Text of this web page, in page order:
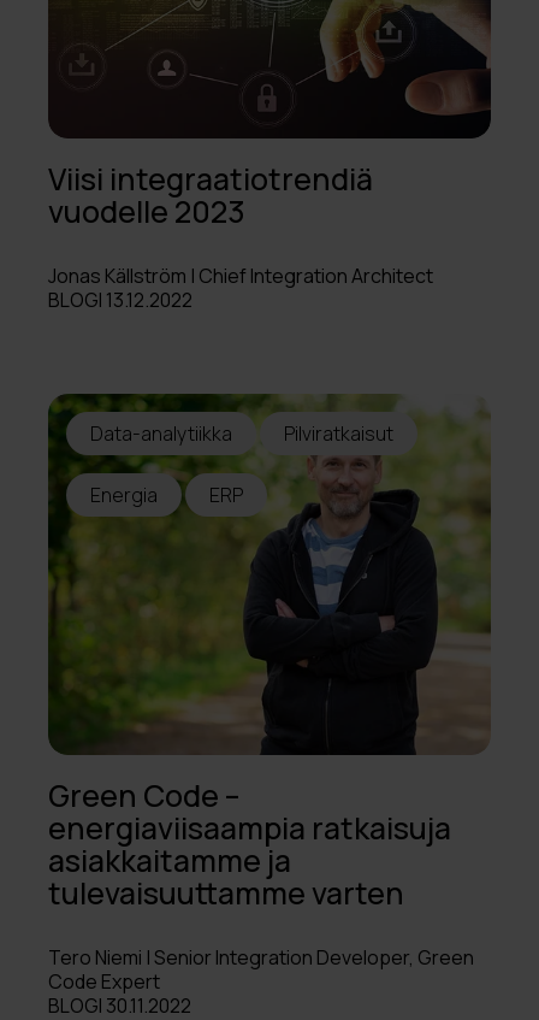
Viisi integraatiotrendiä
vuodelle 2023
Jonas Källström | Chief Integration Architect
BLOGI 13.12.2022
Data-analytiikka Pilviratkaisut
Energia ERP
Green Code –
energiaviisaampia ratkaisuja
asiakkaitamme ja
tulevaisuuttamme varten
Tero Niemi | Senior Integration Developer, Green
Code Expert
BLOGI 30.11.2022